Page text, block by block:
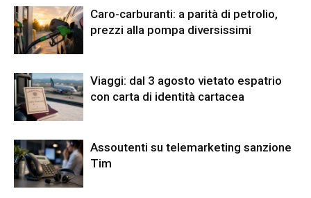
Caro-carburanti: a parità di petrolio,
prezzi alla pompa diversissimi
Viaggi: dal 3 agosto vietato espatrio
con carta di identità cartacea
Assoutenti su telemarketing sanzione
Tim